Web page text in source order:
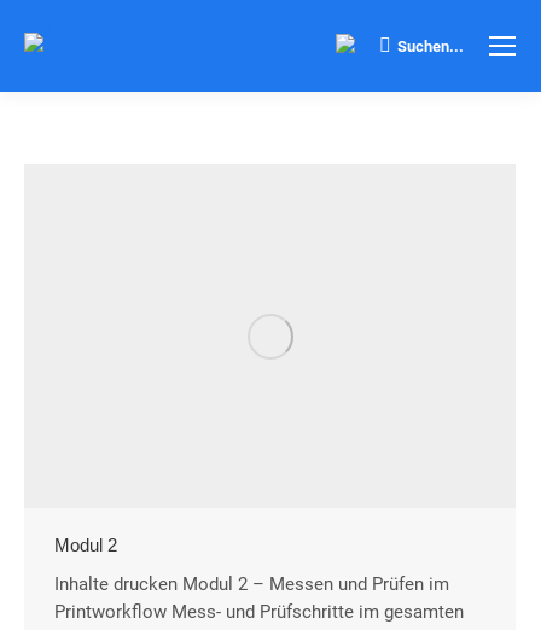
Search:
Suchen...
Modul 2
Inhalte drucken Modul 2 – Messen und Prüfen im
Printworkflow Mess- und Prüfschritte im gesamten